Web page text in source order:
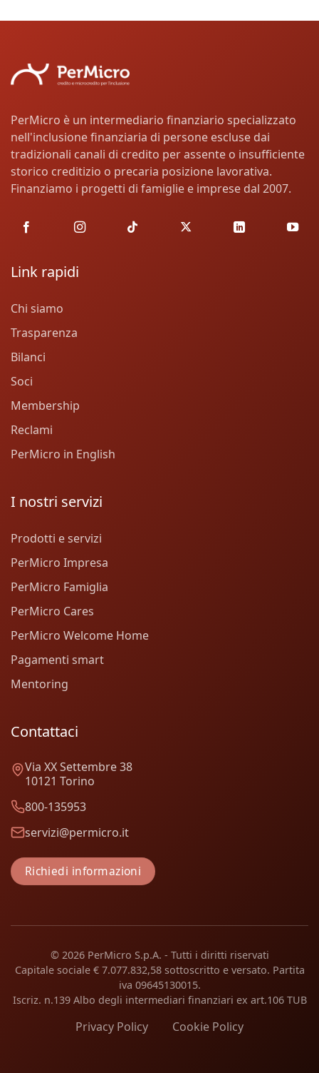
PerMicro è un intermediario finanziario specializzato
nell'inclusione finanziaria di persone escluse dai
tradizionali canali di credito per assente o insufficiente
storico creditizio o precaria posizione lavorativa.
Finanziamo i progetti di famiglie e imprese dal 2007.
Link rapidi
Chi siamo
Trasparenza
Bilanci
Soci
Membership
Reclami
PerMicro in English
I nostri servizi
Prodotti e servizi
PerMicro Impresa
PerMicro Famiglia
PerMicro Cares
PerMicro Welcome Home
Pagamenti smart
Mentoring
Contattaci
Via XX Settembre 38
10121 Torino
800-135953
servizi@permicro.it
Richiedi informazioni
© 2026 PerMicro S.p.A. - Tutti i diritti riservati
Capitale sociale € 7.077.832,58 sottoscritto e versato. Partita
iva 09645130015.
Iscriz. n.139 Albo degli intermediari finanziari ex art.106 TUB
Privacy Policy Cookie Policy